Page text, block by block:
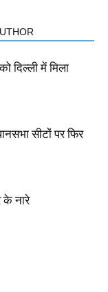
दिल्ली में मिला
सीटों पर फिर
के नारे